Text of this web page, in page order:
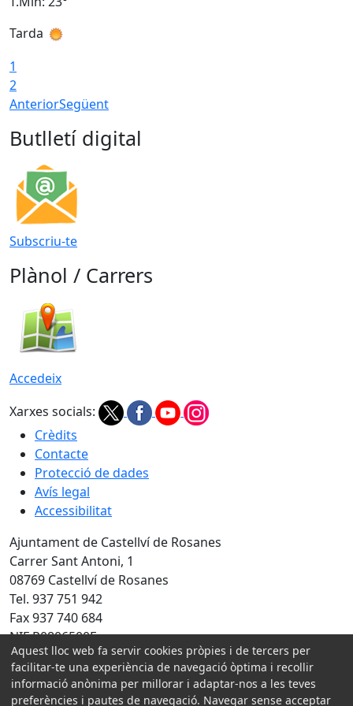
Tarda
1
2
AnteriorSegüent
Butlletí digital
Subscriu-te
Plànol / Carrers
Accedeix
Xarxes socials:
Crèdits
Contacte
Protecció de dades
Avís legal
Accessibilitat
Ajuntament de Castellví de Rosanes
Carrer Sant Antoni, 1
08769 Castellví de Rosanes
Tel. 937 751 942
Fax 937 740 684
NIF P0806500E
Amb la col·laboració de:
Aquest lloc web fa servir cookies pròpies i de tercers per
facilitar-te una experiència de navegació òptima i recollir
informació anònima per millorar i adaptar-nos a les teves
preferències i pautes de navegació. Navegar sense acceptar